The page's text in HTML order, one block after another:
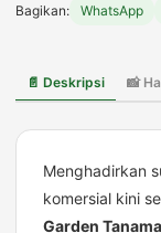
Tanaman
3x3
Harga
Rp12
Juta
Bagikan: WhatsApp
📄 Deskripsi 📸
Menghadirkan
komersial kini
Garden